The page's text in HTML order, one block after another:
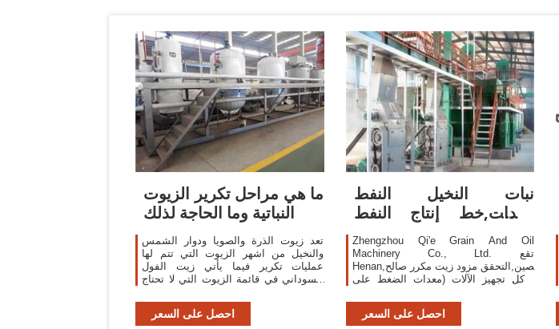
ما هي مراحل تكرير الزيوت
النباتية وما الحاجة لذلك
تعد زيوت الذرة والصويا ودوار الشمس
والنخيل من اشهر الزيوت التي تتم لها
عمليات تكرير فيما يأتي زيت الفول
السوداني في قائمة الزيوت التي لا تحتاج
الشركات المستوردة
احصل على السعر
نبات النخيل النفط
معدات,خط إنتاج النفط
كاملة
Zhengzhou Qi'e Grain And Oil
Machinery Co., Ltd. تقع
Henan,الصين,التحقق مزود زيت مكرر صالح
للأكل تجهيز الآلات (معدات الضغط على
معدات التكرير ، إزالة الصبح المعدات) ،
آلة ضغط الزيتمعدات بروتين فول الصويا
احصل على السعر